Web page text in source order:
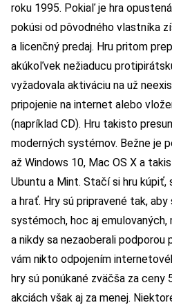
roku 1995. Pokiaľ je hra
pokúsi od pôvodného vlastníka
a licenčný predaj. Hru pritom
akúkoľvek nežiaducu
vyžadovala aktiváciu na už
pripojenie na internet alebo
(napríklad CD). Hru takisto
moderných systémov. Bežne je
až Windows 10, Mac OS X a
Ubuntu a Mint. Stačí si hru
a hrať. Hry sú pripravené tak,
systémoch, hoc aj emulovaných,
a nikdy sa nezaoberali podporou
vám nikto odpojením
hry sú ponúkané zväčša za ceny
akciách však aj za menej.